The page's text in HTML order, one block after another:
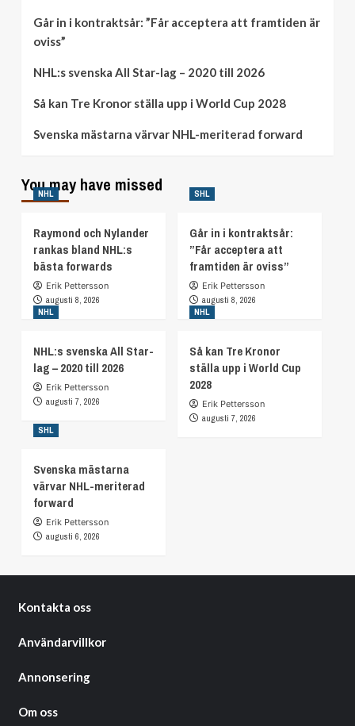
Går in i kontraktsår: ”Får acceptera att framtiden är
oviss”
NHL:s svenska All Star-lag – 2020 till 2026
Så kan Tre Kronor ställa upp i World Cup 2028
Svenska mästarna värvar NHL-meriterad forward
You may have missed
NHL
Raymond och Nylander
rankas bland NHL:s
bästa forwards
Erik Pettersson
augusti 8, 2026
SHL
Går in i kontraktsår:
”Får acceptera att
framtiden är oviss”
Erik Pettersson
augusti 8, 2026
NHL
NHL:s svenska All Star-
lag – 2020 till 2026
Erik Pettersson
augusti 7, 2026
NHL
Så kan Tre Kronor
ställa upp i World Cup
2028
Erik Pettersson
augusti 7, 2026
SHL
Svenska mästarna
värvar NHL-meriterad
forward
Erik Pettersson
augusti 6, 2026
Kontakta oss
Användarvillkor
Annonsering
Om oss